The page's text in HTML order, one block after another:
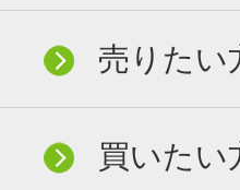
売りたい
買いたい